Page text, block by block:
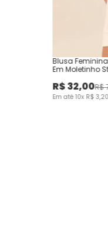
Blusa
Em Moletinho
R$32,00R$
Em até10x R$ 3,20